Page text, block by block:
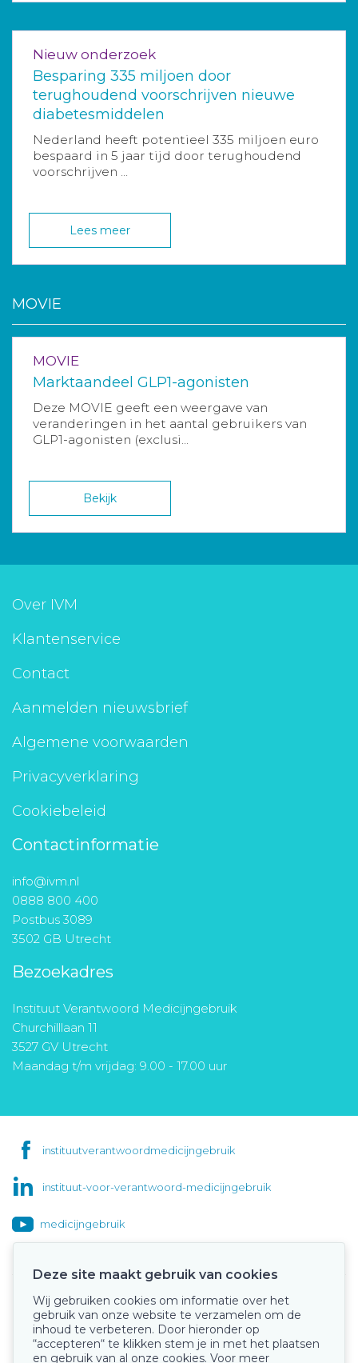
Nieuw onderzoek
Besparing 335 miljoen door
terughoudend voorschrijven nieuwe
diabetesmiddelen
Nederland heeft potentieel 335 miljoen euro
bespaard in 5 jaar tijd door terughoudend
voorschrijven ...
Lees meer
MOVIE
MOVIE
Marktaandeel GLP1-agonisten
Deze MOVIE geeft een weergave van
veranderingen in het aantal gebruikers van
GLP1-agonisten (exclusi...
Bekijk
Over IVM
Klantenservice
Contact
Aanmelden nieuwsbrief
Algemene voorwaarden
Privacyverklaring
Cookiebeleid
Contactinformatie
info@ivm.nl
0888 800 400
Postbus 3089
3502 GB Utrecht
Bezoekadres
Instituut Verantwoord Medicijngebruik
Churchilllaan 11
3527 GV Utrecht
Maandag t/m vrijdag: 9.00 - 17.00 uur
instituutverantwoordmedicijngebruik
instituut-voor-verantwoord-medicijngebruik
medicijngebruik
Onze keurmerken
Deze site maakt gebruik van cookies
Wij gebruiken cookies om informatie over het
gebruik van onze website te verzamelen om de
inhoud te verbeteren. Door hieronder op
“accepteren“ te klikken stem je in met het plaatsen
en gebruik van al onze cookies. Voor meer